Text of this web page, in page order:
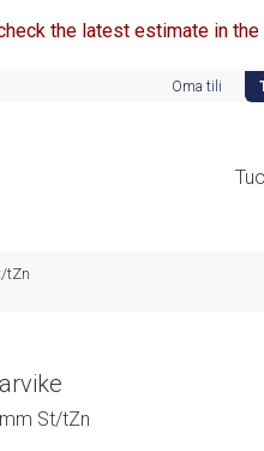
the latest estimate in
Oma tili
tZn
St/tZn